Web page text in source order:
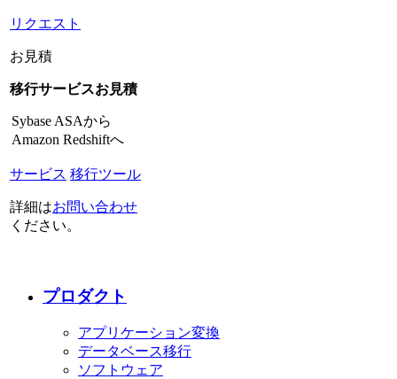
リクエスト
お見積
移行サービスお見積
Sybase ASAから
Amazon Redshiftへ
サービス 移行ツール
詳細はお問い合わせ
ください。
プロダクト
アプリケーション変換
データベース移行
ソフトウェア